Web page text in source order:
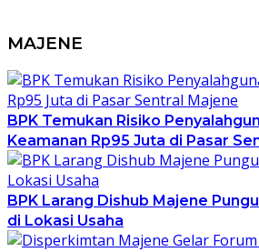
MAJENE
BPK Temukan Risiko
Keamanan Rp95 Juta di Pasar
BPK Larang Dishub Majene
di Lokasi Usaha